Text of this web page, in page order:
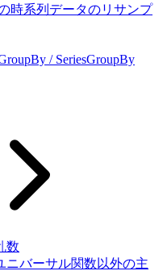
時系列データのリサンプ
/ SeriesGroupBy
数
ニバーサル関数以外の主